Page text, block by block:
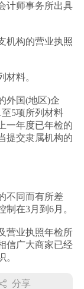
计师事务所出具
机构的营业执照
材料。
外国(地区)企
5项所列材料
一年度已年检的
提交隶属机构的
不同而有所差
在3月到6月。
营业执照年检所
信广大商家已经
。
分享